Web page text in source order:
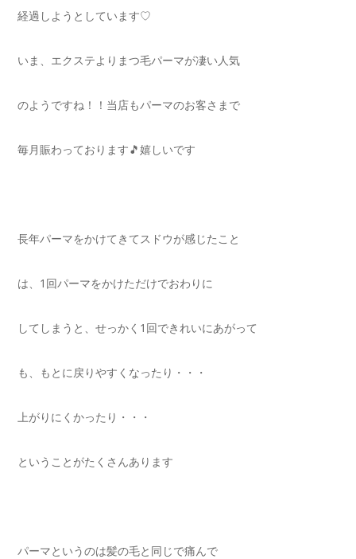
経過しようとしています♡
いま、エクステよりまつ毛パーマが凄い人気
のようですね！！当店もパーマのお客さまで
毎月賑わっております🎵嬉しいです
長年パーマをかけてきてスドウが感じたこと
は、1回パーマをかけただけでおわりに
してしまうと、せっかく1回できれいにあがって
も、もとに戻りやすくなったり・・・
上がりにくかったり・・・
ということがたくさんあります
パーマというのは髪の毛と同じで痛んで